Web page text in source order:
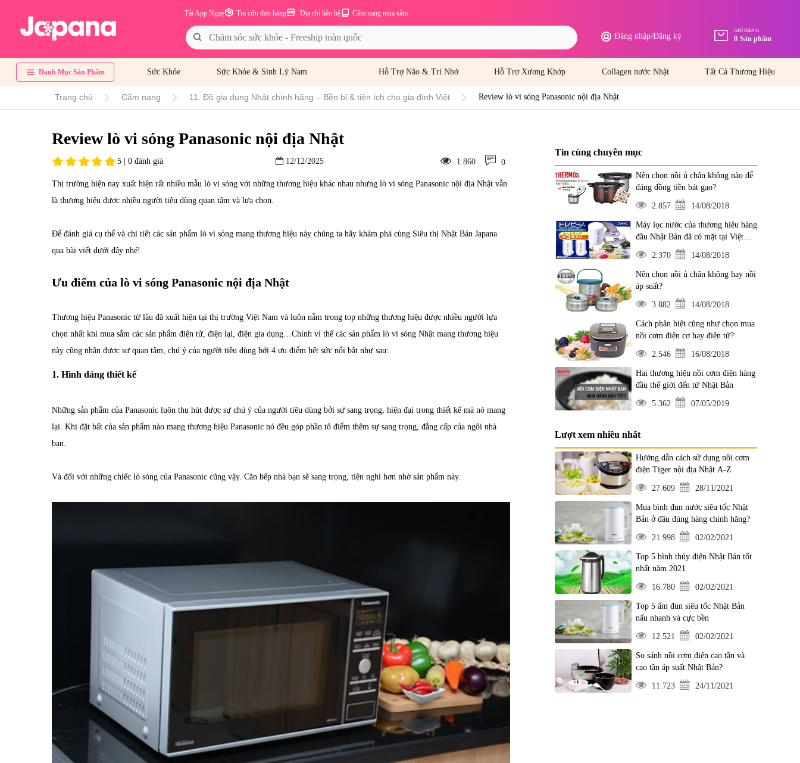
Cẩm nang mua sắm
Địa chỉ liên hệ
Tra cứu đơn hàng
Tải App Ngay
Đăng nhập/Đăng ký
GIỎ HÀNG
0 Sản phẩm
Danh Mục Sản Phẩm Sức Khỏe Sức Khỏe & Sinh Lý Nam Hỗ Trợ Não & Trí Nhớ Hỗ Trợ Xương Khớp Collagen nước Nhật Tất Cả Thương Hiệu
Trang chủ Cẩm nang 11. Đồ gia dụng Nhật chính hãng – Bền bỉ & tiện ích cho gia đình Việt Review lò vi sóng Panasonic nội địa Nhật
Review lò vi sóng Panasonic nội địa Nhật
5 | 0 đánh giá 12/12/2025 1.860 0
Thị trường hiện nay xuất hiện rất nhiều mẫu lò vi sóng với những thương hiệu khác nhau nhưng lò vi sóng Panasonic nội địa Nhật vẫn
là thương hiệu được nhiều người tiêu dùng quan tâm và lựa chọn.
Để đánh giá cụ thể và chi tiết các sản phẩm lò vi sóng mang thương hiệu này chúng ta hãy khám phá cùng Siêu thị Nhật Bản Japana
qua bài viết dưới đây nhé!
Ưu điểm của lò vi sóng Panasonic nội địa Nhật
Thương hiệu Panasonic từ lâu đã xuất hiện tại thị trường Việt Nam và luôn nằm trong top những thương hiệu được nhiều người lựa
chọn nhất khi mua sắm các sản phẩm điện tử, điện lại, điện gia dụng…Chính vì thế các sản phẩm lò vi sóng Nhật mang thương hiệu
này cũng nhận được sự quan tâm, chú ý của người tiêu dùng bởi 4 ưu điểm hết sức nổi bật như sau:
1. Hình dáng thiết kế
Những sản phẩm của Panasonic luôn thu hút được sự chú ý của người tiêu dùng bởi sự sang trọng, hiện đại trong thiết kế mà nó mang
lại. Khi đặt bất của sản phẩm nào mang thương hiệu Panasonic nó đều góp phần tô điểm thêm sự sang trọng, đẳng cấp của ngôi nhà
bạn.
Và đối với những chiếc lò sóng của Panasonic cũng vậy. Căn bếp nhà bạn sẽ sang trọng, tiện nghi hơn nhờ sản phẩm này.
Tin cùng chuyên mục
Nên chọn nồi ủ chân không nào để
đáng đồng tiền bát gạo?
2.857 14/08/2018
Máy lọc nước của thương hiệu hàng
đầu Nhật Bản đã có mặt tại Việt
Nam
2.370 14/08/2018
Nên chọn nồi ủ chân không hay nồi
áp suất?
3.882 14/08/2018
Cách phân biệt cũng như chọn mua
nồi cơm điện cơ hay điện tử?
2.546 16/08/2018
Hai thương hiệu nồi cơm điện hàng
đầu thế giới đến từ Nhật Bản
5.362 07/05/2019
Lượt xem nhiều nhất
Hướng dẫn cách sử dụng nồi cơm
điện Tiger nội địa Nhật A-Z
27.609 28/11/2021
Mua bình đun nước siêu tốc Nhật
Bản ở đâu đúng hàng chính hãng?
21.998 02/02/2021
Top 5 bình thủy điện Nhật Bản tốt
nhất năm 2021
16.780 02/02/2021
Top 5 ấm đun siêu tốc Nhật Bản
nấu nhanh và cực bền
12.521 02/02/2021
So sánh nồi cơm điện cao tần và
cao tần áp suất Nhật Bản?
11.723 24/11/2021